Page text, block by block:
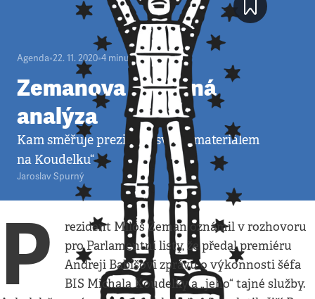
Agenda•22. 11. 2020•4 minuty
Zemanova důvěrná
analýza
Kam směřuje prezident svým „materiálem
na Koudelku“
Jaroslav Spurný
P
rezident Miloš Zeman oznámil v rozhovoru
pro Parlamentní listy, že předal premiéru
Andreji Babišovi zprávu o výkonnosti šéfa
BIS Michala Koudelky a „jeho“ tajné služby.